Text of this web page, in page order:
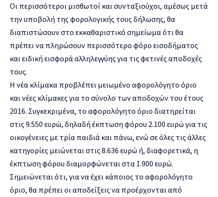
Οι περισσότεροι μισθωτοί και συνταξιούχοι, αμέσως μετά
την υποβολή της φορολογικής τους δήλωσης, θα
διαπιστώσουν στο εκκαθαριστικό σημείωμα ότι θα
πρέπει να πληρώσουν περισσότερο φόρο εισοδήματος
και ειδική εισφορά αλληλεγγύης για τις φετινές αποδοχές
τους.
Η νέα κλίμακα προβλέπει μειωμένο αφορολόγητο όριο
και νέες κλίμακες για το σύνολο των αποδοχών του έτους
2016. Συγκεκριμένα, το αφορολόγητο όριο διατηρείται
στις 9.550 ευρώ, δηλαδή έκπτωση φόρου 2.100 ευρώ για τις
οικογένειες με τρία παιδιά και πάνω, ενώ σε όλες τις άλλες
κατηγορίες μειώνεται στις 8.636 ευρώ ή, διαφορετικά, η
έκπτωση φόρου διαμορφώνεται στα 1.900 ευρώ.
Σημειώνεται ότι, για να έχει κάποιος το αφορολόγητο
όριο, θα πρέπει οι αποδείξεις να προέρχονται από